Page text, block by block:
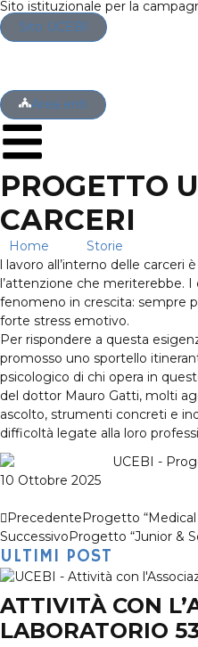
Sito istituzionale per la
Sito UCEBI
Area enti
PROGETTO
CARCERI
Home Storie
l lavoro all’interno delle carceri
l’attenzione che meriterebbe.
fenomeno in crescita: sempre
forte stress emotivo.
Per rispondere a questa
promosso uno sportello
psicologico di chi opera in
del dottor Mauro Gatti, molti
ascolto, strumenti concreti e
difficoltà legate alla loro
10 Ottobre 2025
PrecedenteProgetto
SuccessivoProgetto “Junior &
ULTIMI POST
ATTIVITÀ CON
LABORATORIO